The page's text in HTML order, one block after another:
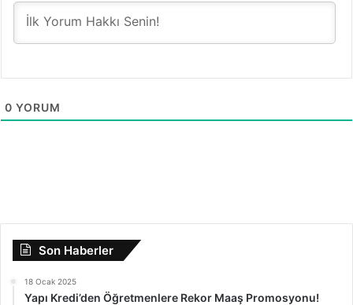
0 YORUM
Son Haberler
18 Ocak 2025
Yapı Kredi’den Öğretmenlere Rekor Maaş Promosyonu!